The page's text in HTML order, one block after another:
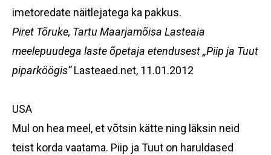
imetoredate näitlejatega ka pakkus.
Piret Tõruke, Tartu Maarjamõisa Lasteaia
meelepuudega laste õpetaja etendusest„Piip ja Tuut
piparköögis“Lasteaed.net, 11.01.2012
USA
Mul on hea meel, et võtsin kätte ning läksin neid
teist korda vaatama. Piip ja Tuut on haruldased